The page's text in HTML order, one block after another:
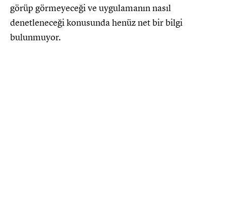
görüp görmeyeceği ve uygulamanın nasıl
denetleneceği konusunda henüz net bir bilgi
bulunmuyor.